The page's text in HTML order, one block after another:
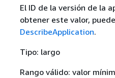
El ID de la versión de la
obtener este valor,
DescribeApplication.
Tipo: largo
Rango válido: valor